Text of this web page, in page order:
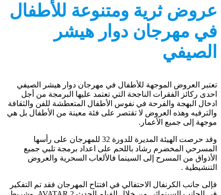
عروض ثرية ومتنوعة للأطفال
في مهرجان دوار هيشر
الصيفي
تعتبر العروض الموجهة للأطفال في مهرجان دوار هيشر الصيفي
احدى ركائز الفقرات الناجحة التي تعتمد عليها البرمجة من أجل
ادخال البهجة والفرحة في نفوس الأطفال المتعطشة للفن والثقافة
والترفيه وهذه العروض لا تقتصر على فئة معينة من الأطفال بل هي
موجهة إلى جميع الأعمار.
وقد حرصت الهيئة المديرة للدورة 32 للمهرجان على رأسها
المسرحي المخضرم رشاد باللحم على اعداد برمجة تلبي جميع
الأذواق من المسرح إلى السينما فالألعاب السحرية والعروض
التنشيطية .
فإلى جانب الكرنفال الاحتفالي في افتتاح المهرجان فقد تم التفكير